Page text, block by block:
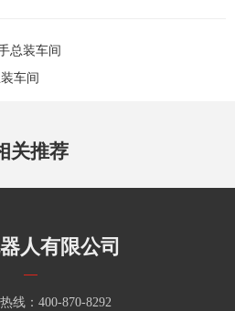
总装车间
车间
关推荐
人有限公司
线：400-870-8292